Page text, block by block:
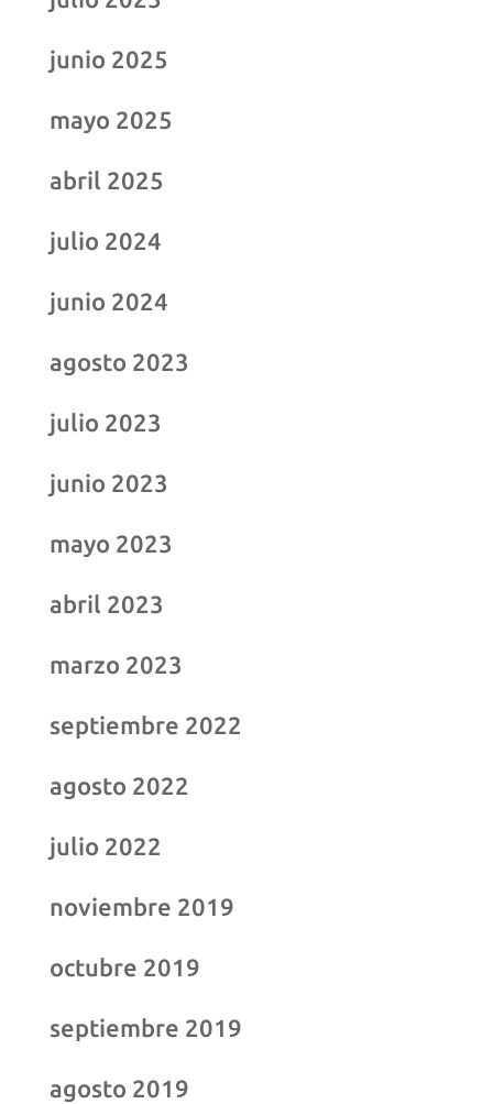
junio 2025
mayo 2025
abril 2025
julio 2024
junio 2024
agosto 2023
julio 2023
junio 2023
mayo 2023
abril 2023
marzo 2023
septiembre 2022
agosto 2022
julio 2022
noviembre 2019
octubre 2019
septiembre 2019
agosto 2019